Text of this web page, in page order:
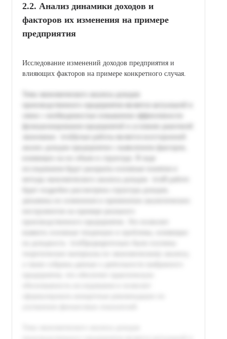
2.2. Анализ динамики доходов и
факторов их изменения на примере
предприятия
Исследование изменений доходов предприятия и
влияющих факторов на примере конкретного случая.